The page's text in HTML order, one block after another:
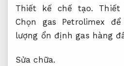
Thiết kế chế tạo.
Chọn gas Petrolimex
lượng ổn định gas hàng
Sửa chữa.